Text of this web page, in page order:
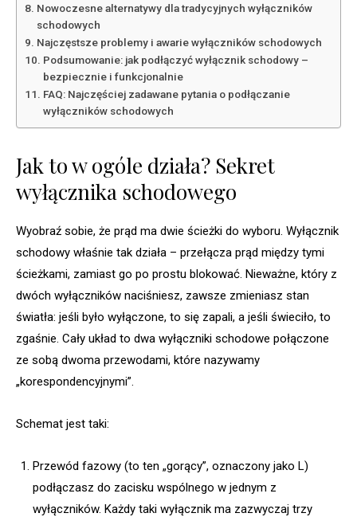
Nowoczesne alternatywy dla tradycyjnych wyłączników
schodowych
Najczęstsze problemy i awarie wyłączników schodowych
Podsumowanie: jak podłączyć wyłącznik schodowy –
bezpiecznie i funkcjonalnie
FAQ: Najczęściej zadawane pytania o podłączanie
wyłączników schodowych
Jak to w ogóle działa? Sekret
wyłącznika schodowego
Wyobraź sobie, że prąd ma dwie ścieżki do wyboru. Wyłącznik
schodowy właśnie tak działa – przełącza prąd między tymi
ścieżkami, zamiast go po prostu blokować. Nieważne, który z
dwóch wyłączników naciśniesz, zawsze zmieniasz stan
światła: jeśli było wyłączone, to się zapali, a jeśli świeciło, to
zgaśnie. Cały układ to dwa wyłączniki schodowe połączone
ze sobą dwoma przewodami, które nazywamy
„korespondencyjnymi”.
Schemat jest taki:
Przewód fazowy (to ten „gorący”, oznaczony jako L)
podłączasz do zacisku wspólnego w jednym z
wyłączników. Każdy taki wyłącznik ma zazwyczaj trzy